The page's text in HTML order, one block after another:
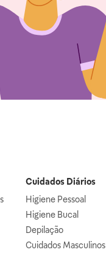
Cuidados Diários
Higiene Pessoal
Higiene Bucal
Depilação
Cuidados Masculinos